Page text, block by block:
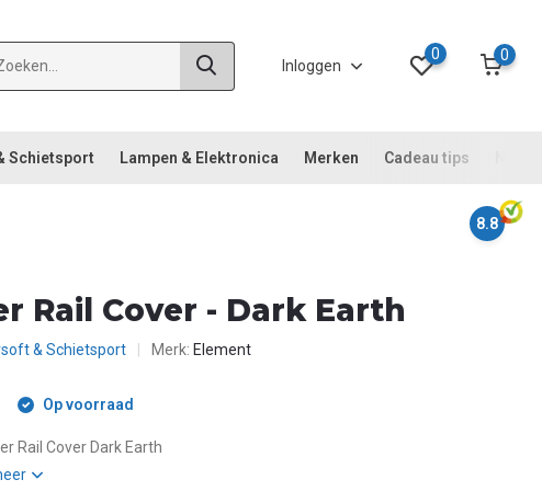
Inloggen
0 0
Schietsport Lampen & Elektronica Merken Cadeau tips
8.8
Rail Cover - Dark Earth
& Schietsport Merk: Element
Op voorraad
Rail Cover Dark Earth